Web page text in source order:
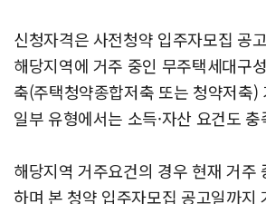
신청자격은 사전청약 입주자모집 공
해당지역에 거주 중인 무주택세대구
축(주택청약종합저축 또는 청약저축)
일부 유형에서는 소득·자산 요건도
해당지역 거주요건의 경우 현재 거주
하며 본 청약 입주자모집 공고일까지